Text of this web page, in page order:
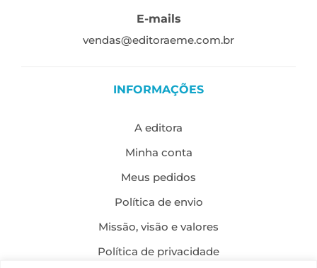
E-mails
vendas@editoraeme.com.br
INFORMAÇÕES
A editora
Minha conta
Meus pedidos
Política de envio
Missão, visão e valores
Política de privacidade